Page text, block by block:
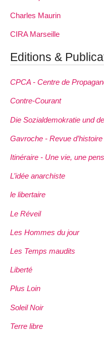
Charles Maurin
CIRA Marseille
Editions &
CPCA - Centre de
Contre-Courant
Die Sozialdemokratie und
Gavroche - Revue
Itinéraire - Une vie, une
L’idée anarchiste
le libertaire
Le Réveil
Les Hommes du jour
Les Temps maudits
Liberté
Plus Loin
Soleil Noir
Terre libre